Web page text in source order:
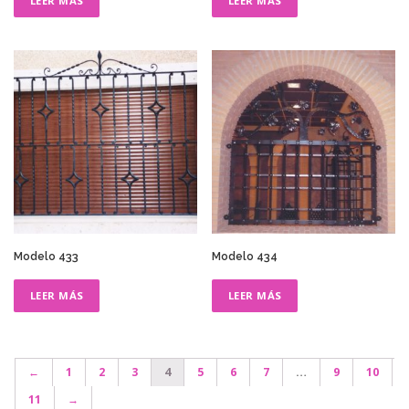
Modelo 433
LEER MÁS
Modelo 434
LEER MÁS
← 1 2 3 4 5 6 7 … 9
10
11
→